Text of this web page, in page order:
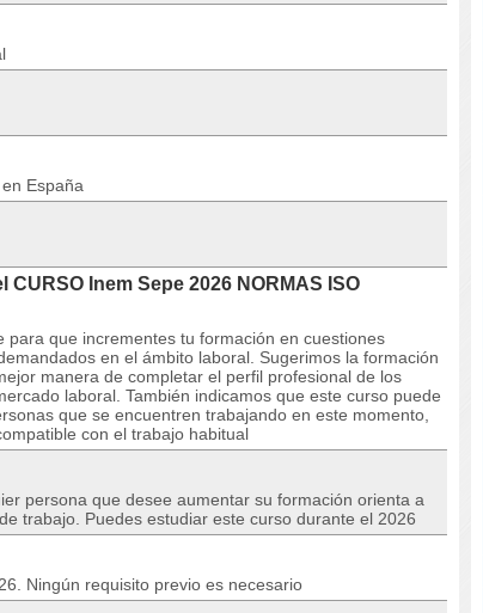
España
Inem Sepe 2026 NORMAS ISO
para que incrementes tu formación en cuestiones
en el ámbito laboral. Sugerimos la formación
manera de completar el perfil profesional de los
laboral. También indicamos que este curso puede
que se encuentren trabajando en este momento,
con el trabajo habitual
persona que desee aumentar su formación orienta a
trabajo. Puedes estudiar este curso durante el 2026
Ningún requisito previo es necesario